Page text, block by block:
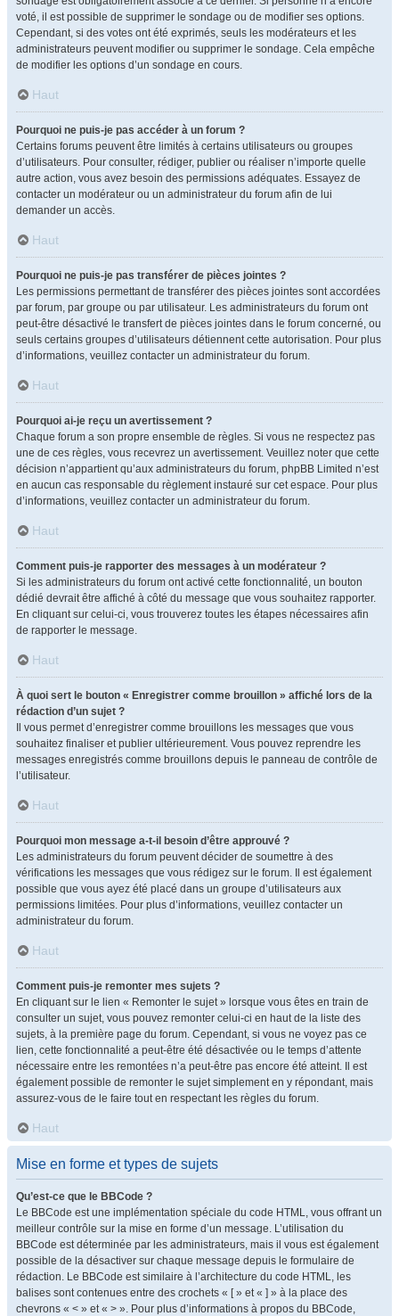
voté, il est possible de supprimer le sondage ou de modifier ses options.
Cependant, si des votes ont été exprimés, seuls les modérateurs et les
administrateurs peuvent modifier ou supprimer le sondage. Cela empêche
de modifier les options d’un sondage en cours.
Haut
Pourquoi ne puis-je pas accéder à un forum ?
Certains forums peuvent être limités à certains utilisateurs ou groupes
d’utilisateurs. Pour consulter, rédiger, publier ou réaliser n’importe quelle
autre action, vous avez besoin des permissions adéquates. Essayez de
contacter un modérateur ou un administrateur du forum afin de lui
demander un accès.
Haut
Pourquoi ne puis-je pas transférer de pièces jointes ?
Les permissions permettant de transférer des pièces jointes sont accordées
par forum, par groupe ou par utilisateur. Les administrateurs du forum ont
peut-être désactivé le transfert de pièces jointes dans le forum concerné, ou
seuls certains groupes d’utilisateurs détiennent cette autorisation. Pour plus
d’informations, veuillez contacter un administrateur du forum.
Haut
Pourquoi ai-je reçu un avertissement ?
Chaque forum a son propre ensemble de règles. Si vous ne respectez pas
une de ces règles, vous recevrez un avertissement. Veuillez noter que cette
décision n’appartient qu’aux administrateurs du forum, phpBB Limited n’est
en aucun cas responsable du règlement instauré sur cet espace. Pour plus
d’informations, veuillez contacter un administrateur du forum.
Haut
Comment puis-je rapporter des messages à un modérateur ?
Si les administrateurs du forum ont activé cette fonctionnalité, un bouton
dédié devrait être affiché à côté du message que vous souhaitez rapporter.
En cliquant sur celui-ci, vous trouverez toutes les étapes nécessaires afin
de rapporter le message.
Haut
À quoi sert le bouton « Enregistrer comme brouillon » affiché lors de la
rédaction d’un sujet ?
Il vous permet d’enregistrer comme brouillons les messages que vous
souhaitez finaliser et publier ultérieurement. Vous pouvez reprendre les
messages enregistrés comme brouillons depuis le panneau de contrôle de
l’utilisateur.
Haut
Pourquoi mon message a-t-il besoin d’être approuvé ?
Les administrateurs du forum peuvent décider de soumettre à des
vérifications les messages que vous rédigez sur le forum. Il est également
possible que vous ayez été placé dans un groupe d’utilisateurs aux
permissions limitées. Pour plus d’informations, veuillez contacter un
administrateur du forum.
Haut
Comment puis-je remonter mes sujets ?
En cliquant sur le lien « Remonter le sujet » lorsque vous êtes en train de
consulter un sujet, vous pouvez remonter celui-ci en haut de la liste des
sujets, à la première page du forum. Cependant, si vous ne voyez pas ce
lien, cette fonctionnalité a peut-être été désactivée ou le temps d’attente
nécessaire entre les remontées n’a peut-être pas encore été atteint. Il est
également possible de remonter le sujet simplement en y répondant, mais
assurez-vous de le faire tout en respectant les règles du forum.
Haut
Mise en forme et types de sujets
Qu’est-ce que le BBCode ?
Le BBCode est une implémentation spéciale du code HTML, vous offrant un
meilleur contrôle sur la mise en forme d’un message. L’utilisation du
BBCode est déterminée par les administrateurs, mais il vous est également
possible de la désactiver sur chaque message depuis le formulaire de
rédaction. Le BBCode est similaire à l’architecture du code HTML, les
balises sont contenues entre des crochets « [ » et « ] » à la place des
chevrons « < » et « > ». Pour plus d’informations à propos du BBCode,